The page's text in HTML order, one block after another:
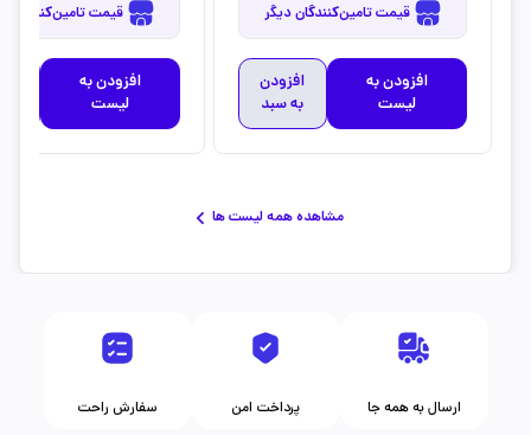
قیمت تامین‌کنندگان دیگر
افزودن به
لیست
افزودن
به سبد
قیمت تامین‌کنندگان دیگر
افزودن به
لیست
مشاهده همه لیست ها
سفارش راحت پرداخت امن ارسال به همه جا